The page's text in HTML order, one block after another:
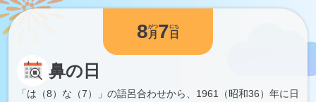
8 月
がつ7 日
にち
鼻の日
「は（8）な（7）」の語呂合わせから、1961（昭和36）年に日